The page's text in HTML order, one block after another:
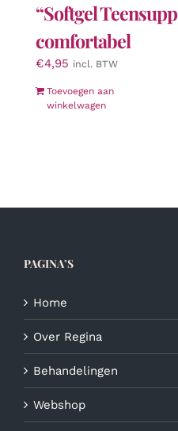
“Softgel
comfortabel
€4,95 incl. BTW
Toevoegen aan
winkelwagen
PAGINA’S
Home
Over Regina
Behandelingen
Webshop